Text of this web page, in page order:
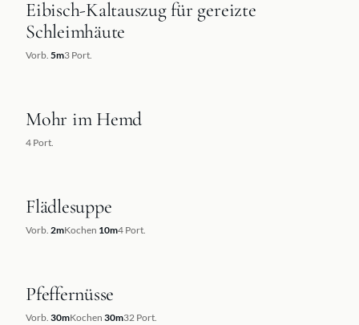
REZEPT
Eibisch-Kaltauszug für gereizte
Schleimhäute
Vorb. 5m3 Port.
REZEPT
Mohr im Hemd
4 Port.
REZEPT
Flädlesuppe
Vorb. 2mKochen 10m4 Port.
REZEPT
Pfeffernüsse
Vorb. 30mKochen 30m32 Port.